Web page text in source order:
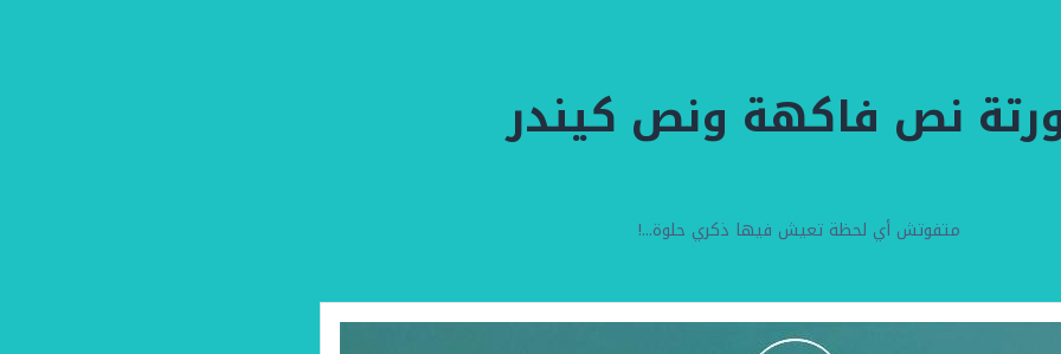
نص فاكهة ونص كيندر
متفوتش أي لحظة تعيش فيها ذكري حلوة...!